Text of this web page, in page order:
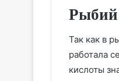
Рыбий
Так как в
работала
кислоты